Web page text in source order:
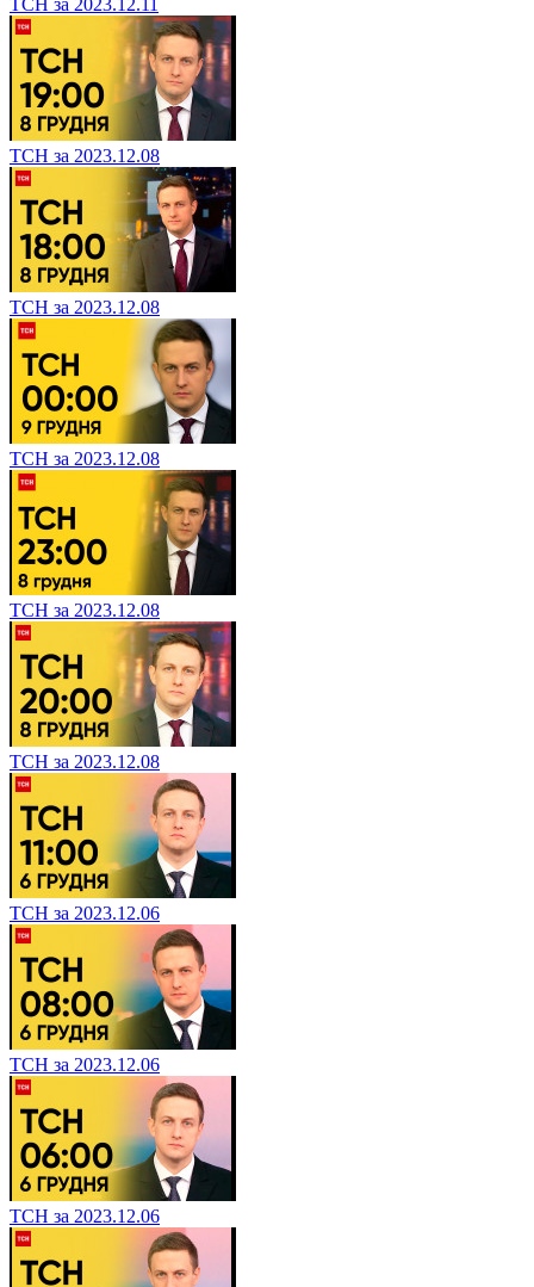
ТСН за 2023.12.08
ТСН за 2023.12.08
ТСН за 2023.12.08
ТСН за 2023.12.08
ТСН за 2023.12.08
ТСН за 2023.12.06
ТСН за 2023.12.06
ТСН за 2023.12.06